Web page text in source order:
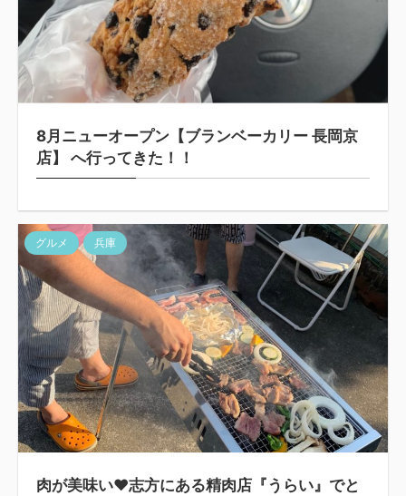
8月ニューオープン【ブランベーカリー 長岡京
店】 へ行ってきた！！
グルメ 兵庫
肉が美味い♥志方にある精肉店『うらい』でと